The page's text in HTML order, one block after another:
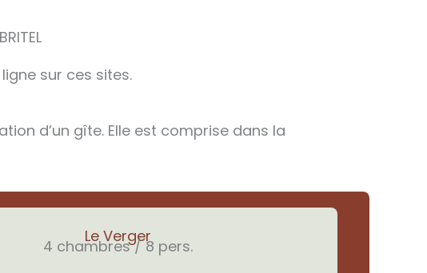
sur ces sites.
d’un gîte. Elle est comprise dans la
Le Verger
4 chambres / 8 pers.